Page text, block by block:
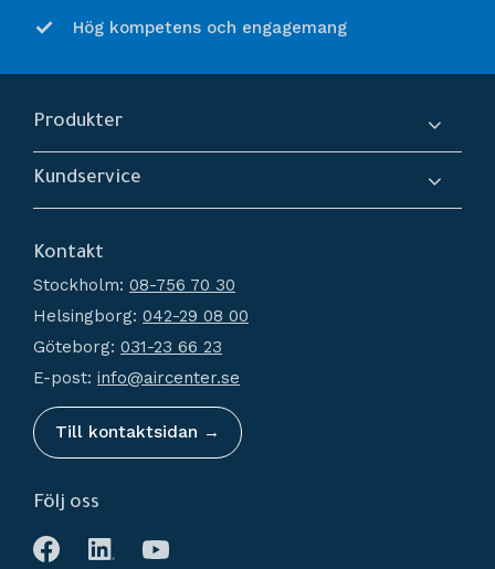
Hög kompetens och engagemang
Produkter
Kompressorer
Generatorer
Kondensathantering
Tryckluftstankar
Tillbehör
Kundservice
Hur handlar jag?
Köpvillkor
Policy och cookies
Reklamation och retur
Mina sidor
Nyheter
Kontakt
Stockholm: 08-756 70 30
Helsingborg: 042-29 08 00
Göteborg: 031-23 66 23
E-post: info@aircenter.se
Till kontaktsidan →
Följ oss